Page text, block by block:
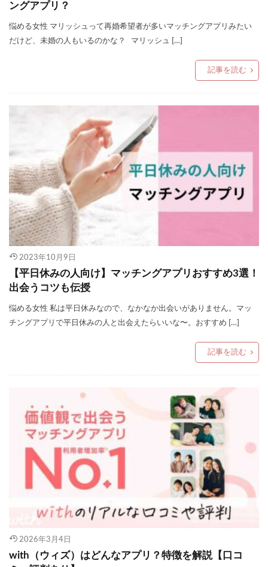
ングアプリ？
悩める女性 マリッシュって再婚希望者が多いマッチングアプリみたい
だけど、未婚の人もいるのかな？ マリッシュ […]
記事を読む
2023年10月9日
【平日休みの人向け】マッチングアプリおすすめ3選！
出会うコツも伝授
悩める女性 私は平日休みなので、なかなか出会いがありません。マッ
チングアプリで平日休みの人と出会えたらいいな〜。おすすめ […]
記事を読む
2026年3月4日
with（ウィズ）はどんなアプリ？特徴を解説【口コ